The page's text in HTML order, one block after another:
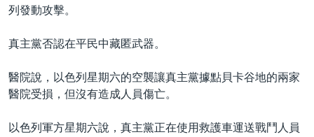
列發動攻擊。
真主黨否認在平民中藏匿武器。
醫院說，以色列星期六的空襲讓真主黨據點貝卡谷地的兩家
醫院受損，但沒有造成人員傷亡。
以色列軍方星期六說，真主黨正在使用救護車運送戰鬥人員